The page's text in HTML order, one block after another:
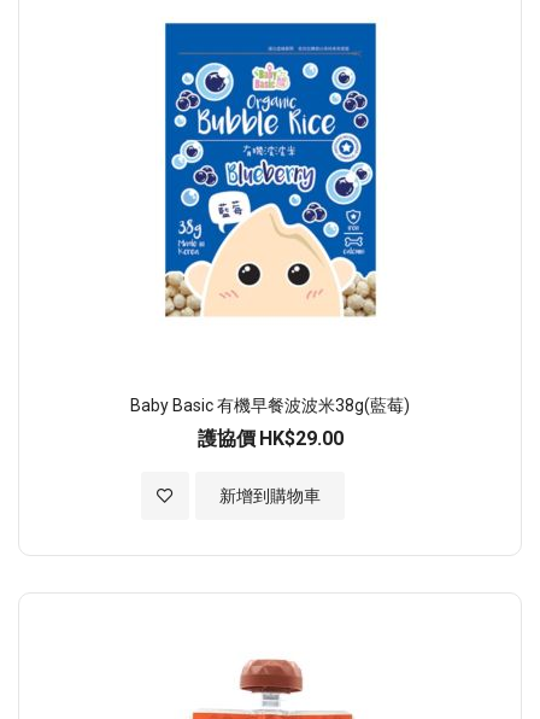
Baby Basic 有機早餐波波米38g(藍莓)
護協價 HK$29.00
新增到購物車
加入至願望清單